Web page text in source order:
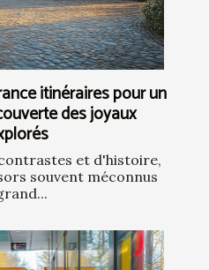
itinéraires pour un
des joyaux
et d'histoire,
souvent méconnus